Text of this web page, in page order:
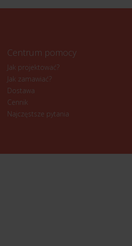
Centrum pomocy
Jak projektować?
Jak zamawiać?
Dostawa
Cennik
Najczęstsze pytania